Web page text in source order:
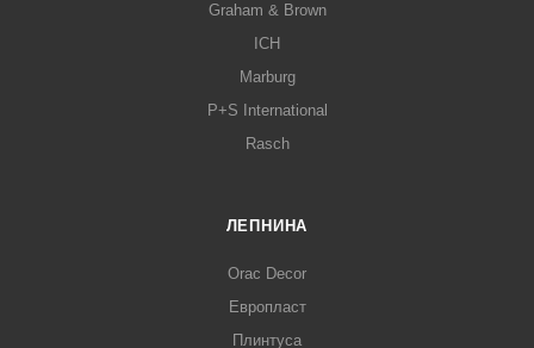
Graham & Brown
ICH
Marburg
P+S International
Rasch
ЛЕПНИНА
Orac Decor
Европласт
Плинтуса